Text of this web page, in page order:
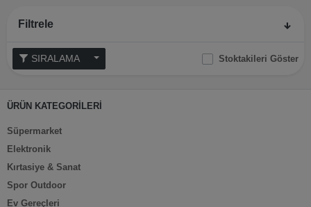
Filtrele
Stoktakileri Göster
ÜRÜN KATEGORİLERİ
Süpermarket
Elektronik
Kırtasiye & Sanat
Spor Outdoor
Ev Gereçleri